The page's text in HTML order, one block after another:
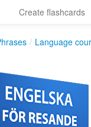
Create flashcards
/ Language